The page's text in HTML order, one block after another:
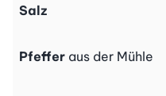
Salz
Pfeffer aus der Mühle